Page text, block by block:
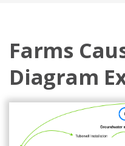
Farms
Diagram